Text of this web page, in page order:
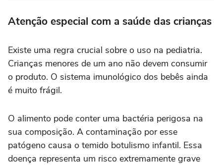
Atenção especial com a saúde das crianças
Existe uma regra crucial sobre o uso na pediatria.
Crianças menores de um ano não devem consumir
o produto. O sistema imunológico dos bebês ainda
é muito frágil.
O alimento pode conter uma bactéria perigosa na
sua composição. A contaminação por esse
patógeno causa o temido botulismo infantil. Essa
doença representa um risco extremamente grave